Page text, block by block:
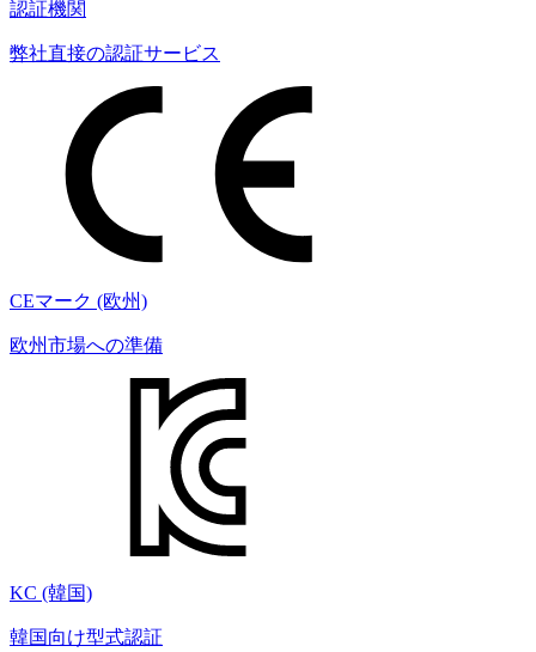
認証機関
弊社直接の認証サービス
CEマーク (欧州)
欧州市場への準備
KC (韓国)
韓国向け型式認証